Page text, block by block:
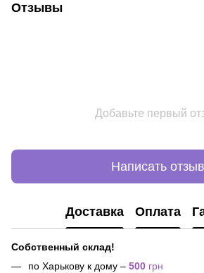
Отзывы
Добавьте первый
Написать отзыв
Доставка Оплата
Собственный склад!
по Харькову к дому – 500 грн